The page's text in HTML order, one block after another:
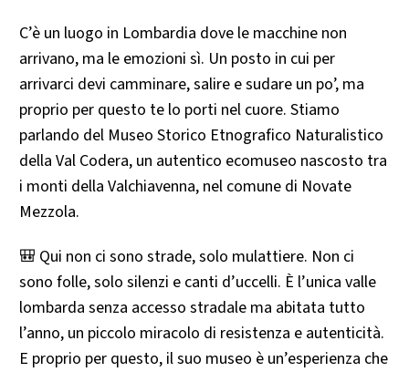
C’è un luogo in Lombardia dove le macchine non
arrivano, ma le emozioni sì. Un posto in cui per
arrivarci devi camminare, salire e sudare un po’, ma
proprio per questo te lo porti nel cuore. Stiamo
parlando del Museo Storico Etnografico Naturalistico
della Val Codera, un autentico ecomuseo nascosto tra
i monti della Valchiavenna, nel comune di Novate
Mezzola.
🎒 Qui non ci sono strade, solo mulattiere. Non ci
sono folle, solo silenzi e canti d’uccelli. È l’unica valle
lombarda senza accesso stradale ma abitata tutto
l’anno, un piccolo miracolo di resistenza e autenticità.
E proprio per questo, il suo museo è un’esperienza che